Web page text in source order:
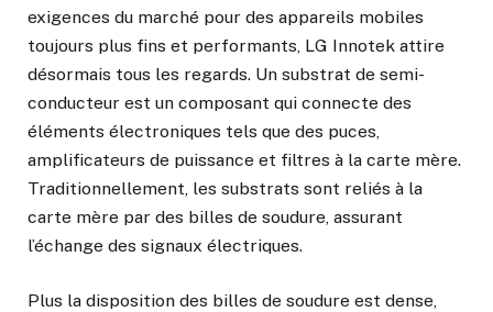
exigences du marché pour des appareils mobiles
toujours plus fins et performants, LG Innotek attire
désormais tous les regards. Un substrat de semi-
conducteur est un composant qui connecte des
éléments électroniques tels que des puces,
amplificateurs de puissance et filtres à la carte mère.
Traditionnellement, les substrats sont reliés à la
carte mère par des billes de soudure, assurant
l’échange des signaux électriques.
Plus la disposition des billes de soudure est dense,